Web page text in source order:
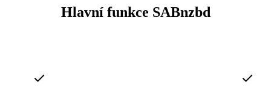
Hlavní funkce SABnzbd